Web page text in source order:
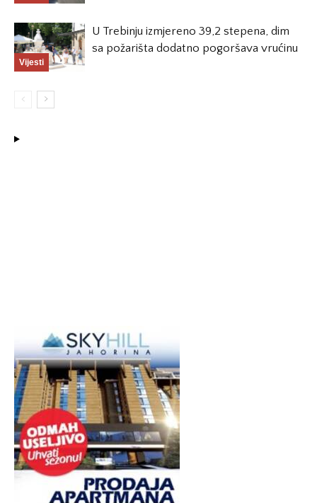
Vijesti
U Trebinju izmjereno 39,2 stepena, dim
sa požarišta dodatno pogoršava vrućinu